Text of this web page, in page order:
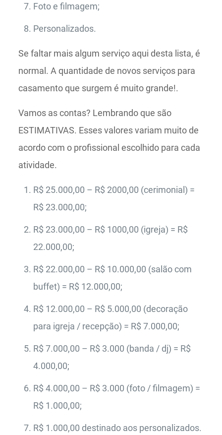
Foto e filmagem;
Personalizados.
Se faltar mais algum serviço aqui desta lista, é
normal. A quantidade de novos serviços para
casamento que surgem é muito grande!.
Vamos as contas? Lembrando que são
ESTIMATIVAS. Esses valores variam muito de
acordo com o profissional escolhido para cada
atividade.
R$ 25.000,00 – R$ 2000,00 (cerimonial) =
R$ 23.000,00;
R$ 23.000,00 – R$ 1000,00 (igreja) = R$
22.000,00;
R$ 22.000,00 – R$ 10.000,00 (salão com
buffet) = R$ 12.000,00;
R$ 12.000,00 – R$ 5.000,00 (decoração
para igreja / recepção) = R$ 7.000,00;
R$ 7.000,00 – R$ 3.000 (banda / dj) = R$
4.000,00;
R$ 4.000,00 – R$ 3.000 (foto / filmagem) =
R$ 1.000,00;
R$ 1.000,00 destinado aos personalizados.